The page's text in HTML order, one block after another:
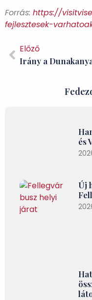
Forrás: https://
fejlesztesek-
Előző
és
Új